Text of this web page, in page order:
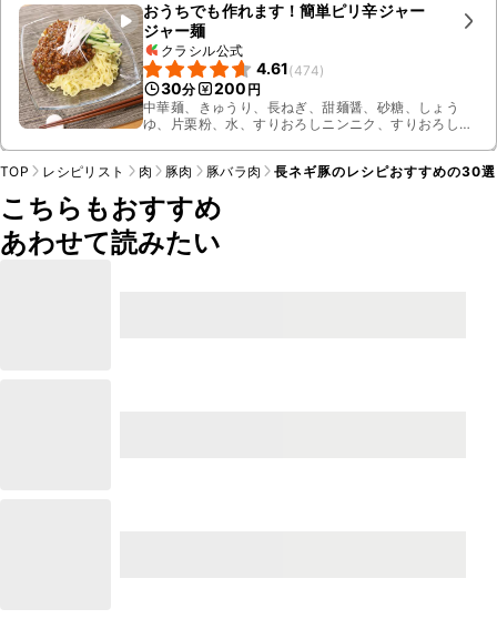
おうちでも作れます！簡単ピリ辛ジャー
ジャー麺
クラシル公式
4.61(474)
30分 200 円
中華麺、きゅうり、長ねぎ、甜麺醤、砂糖、しょう
ゆ、片栗粉、水、すりおろしニンニク、すりおろし生
TOP レシピリスト 肉 豚肉 豚バラ肉 長ネギ豚のレシピおすすめの30
こちらもおすすめ
あわせて読みたい